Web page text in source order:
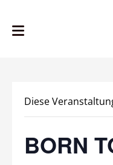
Diese
BORN